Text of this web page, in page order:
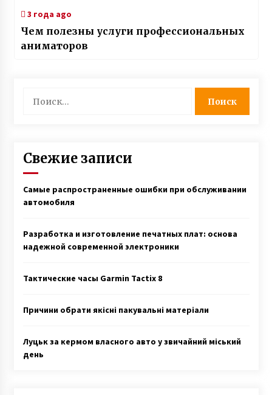
3 года ago
Чем полезны услуги профессиональных
аниматоров
Свежие записи
Самые распространенные ошибки при обслуживании
автомобиля
Разработка и изготовление печатных плат: основа
надежной современной электроники
Тактические часы Garmin Tactix 8
Причини обрати якісні пакувальні матеріали
Луцьк за кермом власного авто у звичайний міський
день